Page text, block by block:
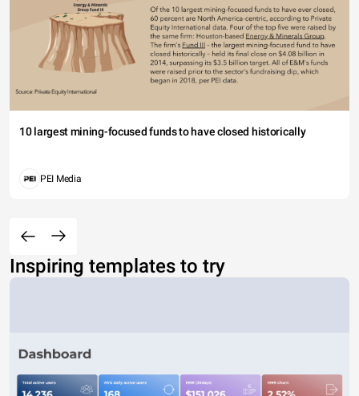
10 largest mining-focused funds to have closed historically
PEI Media
Inspiring templates to try